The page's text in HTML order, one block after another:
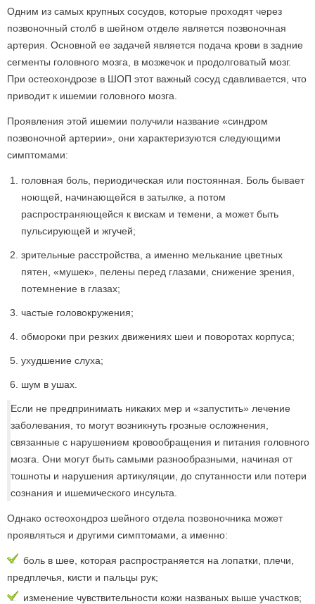
Одним из самых крупных сосудов, которые проходят через
позвоночный столб в шейном отделе является позвоночная
артерия. Основной ее задачей является подача крови в задние
сегменты головного мозга, в мозжечок и продолговатый мозг.
При остеохондрозе в ШОП этот важный сосуд сдавливается, что
приводит к ишемии головного мозга.
Проявления этой ишемии получили название «синдром
позвоночной артерии», они характеризуются следующими
симптомами:
головная боль, периодическая или постоянная. Боль бывает
ноющей, начинающейся в затылке, а потом
распространяющейся к вискам и темени, а может быть
пульсирующей и жгучей;
зрительные расстройства, а именно мелькание цветных
пятен, «мушек», пелены перед глазами, снижение зрения,
потемнение в глазах;
частые головокружения;
обмороки при резких движениях шеи и поворотах корпуса;
ухудшение слуха;
шум в ушах.
Если не предпринимать никаких мер и «запустить» лечение
заболевания, то могут возникнуть грозные осложнения,
связанные с нарушением кровообращения и питания головного
мозга. Они могут быть самыми разнообразными, начиная от
тошноты и нарушения артикуляции, до спутанности или потери
сознания и ишемического инсульта.
Однако остеохондроз шейного отдела позвоночника может
проявляться и другими симптомами, а именно:
боль в шее, которая распространяется на лопатки, плечи,
предплечья, кисти и пальцы рук;
изменение чувствительности кожи названых выше участков;